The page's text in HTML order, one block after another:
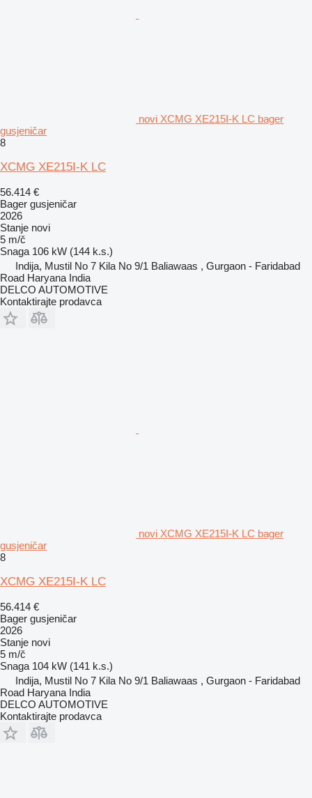
novi XCMG XE215I-K LC bager
gusjeničar
8
XCMG XE215I-K LC
56.414 €
Bager gusjeničar
2026
Stanje novi
5 m/č
Snaga 106 kW (144 k.s.)
Indija, Mustil No 7 Kila No 9/1 Baliawaas , Gurgaon - Faridabad
Road Haryana India
DELCO AUTOMOTIVE
Kontaktirajte prodavca
novi XCMG XE215I-K LC bager
gusjeničar
8
XCMG XE215I-K LC
56.414 €
Bager gusjeničar
2026
Stanje novi
5 m/č
Snaga 104 kW (141 k.s.)
Indija, Mustil No 7 Kila No 9/1 Baliawaas , Gurgaon - Faridabad
Road Haryana India
DELCO AUTOMOTIVE
Kontaktirajte prodavca